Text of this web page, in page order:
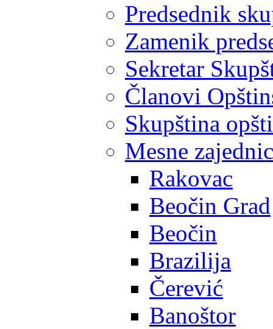
Predsednik
Zamenik
Sekretar
Članovi
Skupština
Mesne
Rakovac
Beočin Grad
Beočin
Brazilija
Čerević
Banoštor